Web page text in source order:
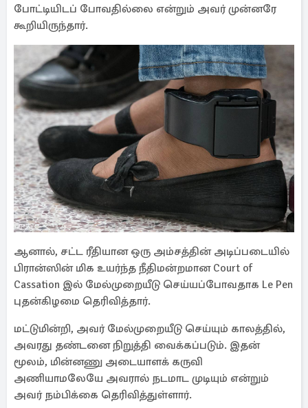
போட்டியிடப் போவதில்லை என்றும் அவர் முன்னரே
கூறியிருந்தார்.
ஆனால், சட்ட ரீதியான ஒரு அம்சத்தின் அடிப்படையில்
பிரான்ஸின் மிக உயர்ந்த நீதிமன்றமான Court of
Cassation இல் மேல்முறையீடு செய்யப்போவதாக Le Pen
புதன்கிழமை தெரிவித்தார்.
மட்டுமின்றி, அவர் மேல்முறையீடு செய்யும் காலத்தில்,
அவரது தண்டனை நிறுத்தி வைக்கப்படும். இதன்
மூலம், மின்னணு அடையாளக் கருவி
அணியாமலேயே அவரால் நடமாட முடியும் என்றும்
அவர் நம்பிக்கை தெரிவித்துள்ளார்.